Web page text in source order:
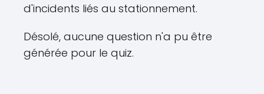
d'incidents liés au stationnement.
Désolé, aucune question n'a pu être
générée pour le quiz.